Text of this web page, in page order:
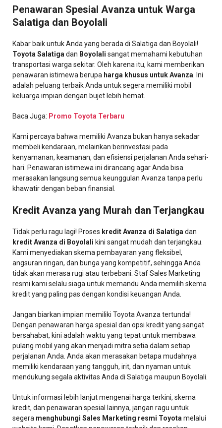
Penawaran Spesial Avanza untuk Warga
Salatiga dan Boyolali
Kabar baik untuk Anda yang berada di Salatiga dan Boyolali!
Toyota Salatiga dan Boyolali sangat memahami kebutuhan
transportasi warga sekitar. Oleh karena itu, kami memberikan
penawaran istimewa berupa harga khusus untuk Avanza . Ini
adalah peluang terbaik Anda untuk segera memiliki mobil
keluarga impian dengan bujet lebih hemat.
Baca Juga: Promo Toyota Terbaru
Kami percaya bahwa memiliki Avanza bukan hanya sekadar
membeli kendaraan, melainkan berinvestasi pada
kenyamanan, keamanan, dan efisiensi perjalanan Anda sehari-
hari. Penawaran istimewa ini dirancang agar Anda bisa
merasakan langsung semua keunggulan Avanza tanpa perlu
khawatir dengan beban finansial.
Kredit Avanza yang Murah dan Terjangkau
Tidak perlu ragu lagi! Proses kredit Avanza di Salatiga dan
kredit Avanza di Boyolali kini sangat mudah dan terjangkau.
Kami menyediakan skema pembayaran yang fleksibel,
angsuran ringan, dan bunga yang kompetitif, sehingga Anda
tidak akan merasa rugi atau terbebani. Staf Sales Marketing
resmi kami selalu siaga untuk memandu Anda memilih skema
kredit yang paling pas dengan kondisi keuangan Anda.
Jangan biarkan impian memiliki Toyota Avanza tertunda!
Dengan penawaran harga spesial dan opsi kredit yang sangat
bersahabat, kini adalah waktu yang tepat untuk membawa
pulang mobil yang akan menjadi mitra setia dalam setiap
perjalanan Anda. Anda akan merasakan betapa mudahnya
memiliki kendaraan yang tangguh, irit, dan nyaman untuk
mendukung segala aktivitas Anda di Salatiga maupun Boyolali.
Untuk informasi lebih lanjut mengenai harga terkini, skema
kredit, dan penawaran spesial lainnya, jangan ragu untuk
segera menghubungi Sales Marketing resmi Toyota melalui